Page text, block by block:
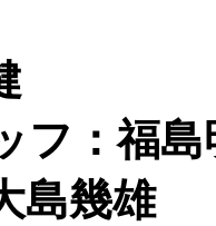
フ：福島
島幾雄